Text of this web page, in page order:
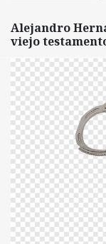
Alejandro
viejo